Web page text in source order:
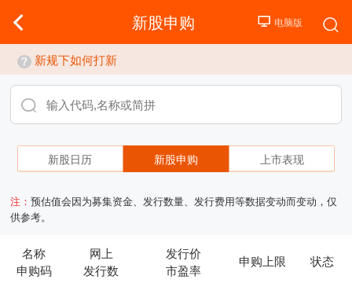
新股申购
新规下如何打新
新股日历 新股申购 上市表现
注：预估值会因为募集资金、发行数量、发行费用等数据变动而变动，仅
供参考。
名称
申购码
网上
发行数
发行价
市盈率
申购上限 状态